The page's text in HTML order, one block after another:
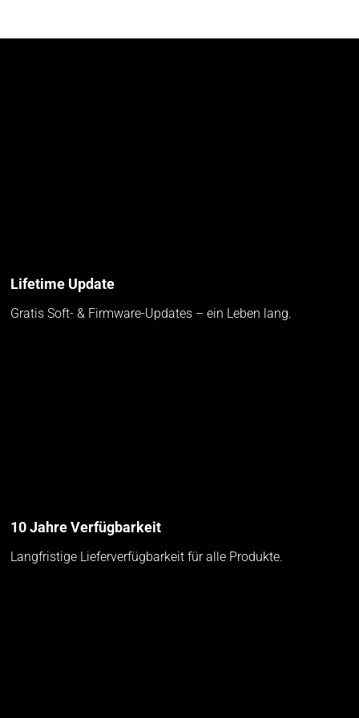
Lifetime Update
Gratis Soft- & Firmware-Updates – ein Leben lang.
10 Jahre Verfügbarkeit
Langfristige Lieferverfügbarkeit für alle Produkte.